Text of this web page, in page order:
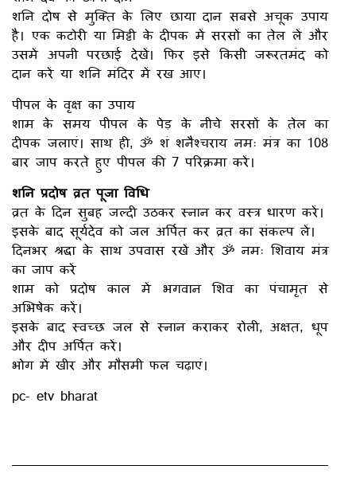
शनि दोष से मुक्ति के लिए छाया दान सबसे अचूक उपाय
है। एक कटोरी या मिट्टी के दीपक में सरसों का तेल लें और
उसमें अपनी परछाई देखें। फिर इसे किसी जरूरतमंद को
दान करें या शनि मंदिर में रख आए।
पीपल के वृक्ष का उपाय
शाम के समय पीपल के पेड़ के नीचे सरसों के तेल का
दीपक जलाएं। साथ ही, ॐ शं शनैश्चराय नमः मंत्र का 108
बार जाप करते हुए पीपल की 7 परिक्रमा करें।
शनि प्रदोष व्रत पूजा विधि
व्रत के दिन सुबह जल्दी उठकर स्नान कर वस्त्र धारण करें।
इसके बाद सूर्यदेव को जल अर्पित कर व्रत का संकल्प लें।
दिनभर श्रद्धा के साथ उपवास रखें और ॐ नमः शिवाय मंत्र
का जाप करें
शाम को प्रदोष काल में भगवान शिव का पंचामृत से
अभिषेक करें।
इसके बाद स्वच्छ जल से स्नान कराकर रोली, अक्षत, धूप
और दीप अर्पित करें।
भोग में खीर और मौसमी फल चढ़ाएं।
pc- etv bharat